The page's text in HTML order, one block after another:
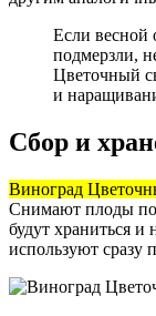
Если весной
подмерзли,
Цветочный
и
Сбор и
Виноград
Снимают плоды по
будут храниться и
используют сразу